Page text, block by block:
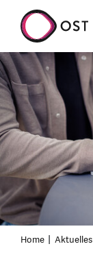
Home Aktuelles